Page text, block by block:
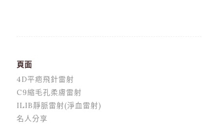
頁面
4D平疤飛針雷射
C9縮毛孔柔膚雷射
ILIB靜脈雷射(淨血雷射)
名人分享